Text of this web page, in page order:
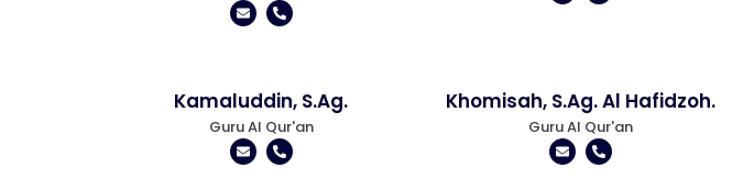
Kamaluddin, S.Ag.
Guru Al Qur'an
Khomisah, S.Ag. Al Hafidzoh.
Guru Al Qur'an